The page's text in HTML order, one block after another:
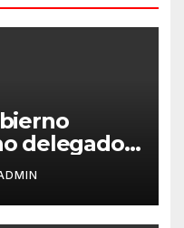
delegados
de